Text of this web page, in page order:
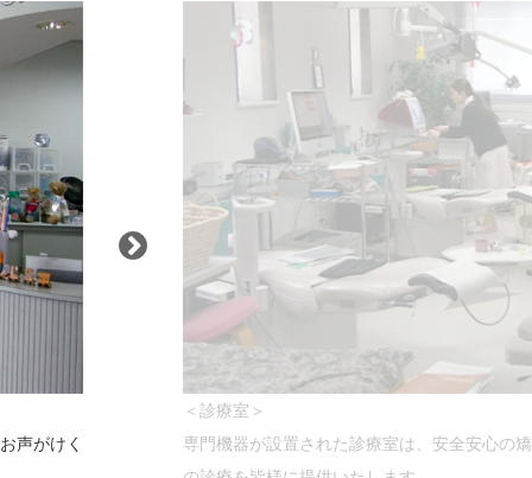
声がけく
＜診療室＞
専門機器が設置された診療室は、安全安心の